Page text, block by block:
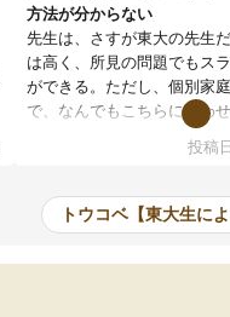
方法が分からない
先生は、さすが東大の先生
は高く、所見の問題でもス
ができる。ただし、個別家
で、なんでもこちらに合わ
のだが、具体的なカリキュ
は、授業の先取り学習をす
いただいたが、1時間の時
範囲は限られており、それ
投稿
トウコベ【東大生に